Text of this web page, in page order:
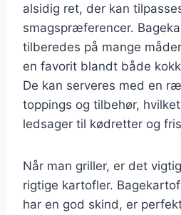
alsidig ret, der kan
smagspræferencer.
tilberedes på mange
en favorit blandt både
De kan serveres med en
toppings og tilbehør,
ledsager til kødretter og
Når man griller, er det
rigtige kartofler.
har en god skind, er